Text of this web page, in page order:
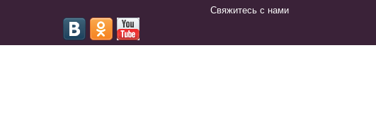
Свяжитесь с нами